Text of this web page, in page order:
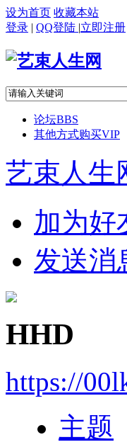
设为首页 收藏本站
登录 | QQ登陆 |立即注册
论坛BBS
其他方式购买VIP
艺束人生
加为好
发送消
HHD
https://
主题